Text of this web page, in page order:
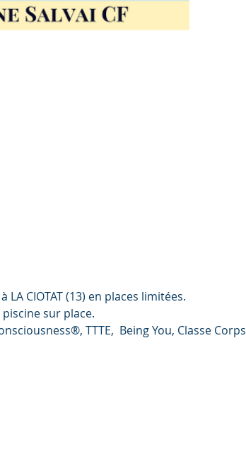
LA CIOTAT (13) en places limitées.
sur place.
TTTE,  Being You, Classe Corps